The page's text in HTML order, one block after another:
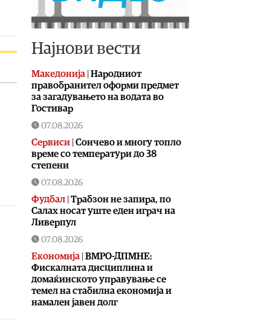
Најнови вести
Македонија | Народниот
правобранител оформи предмет
за загадувањето на водата во
Гостивар
07.08.2026
Сервиси | Сончево и многу топло
време со температури до 38
степени
07.08.2026
Фудбал | Tрабзон не запира, по
Салах носат уште еден играч на
Ливерпул
07.08.2026
Економија | ВМРО-ДПМНЕ:
Фискалната дисциплина и
домаќинското управување се
темел на стабилна економија и
намален јавен долг